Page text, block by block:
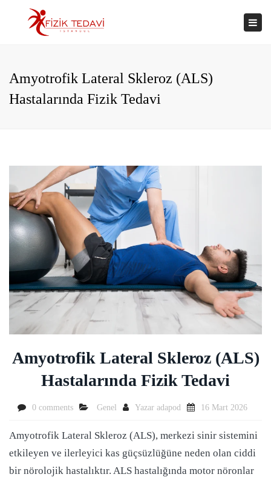
Amyotrofik Lateral Skleroz (ALS)
Hastalarında Fizik Tedavi
Amyotrofik Lateral Skleroz (ALS)
Hastalarında Fizik Tedavi
0 comments Genel Yazar adapod 16 Mart 2026
Amyotrofik Lateral Skleroz (ALS), merkezi sinir sistemini
etkileyen ve ilerleyici kas güçsüzlüğüne neden olan ciddi
bir nörolojik hastalıktır. ALS hastalığında motor nöronlar